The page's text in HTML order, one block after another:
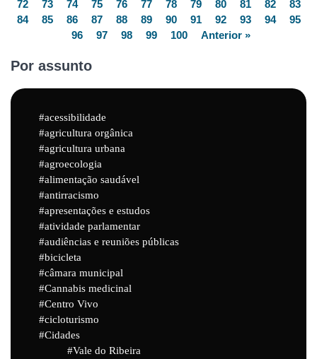
72
73 74 75 76 77 78 79 80 81 82
83
84
85 86 87 88 89 90 91 92 93 94
95
96
97 98 99 100 Anterior »
Por assunto
acessibilidade
agricultura orgânica
agricultura urbana
agroecologia
alimentação saudável
antirracismo
apresentações e estudos
atividade parlamentar
audiências e reuniões públicas
bicicleta
câmara municipal
Cannabis medicinal
Centro Vivo
cicloturismo
Cidades
Vale do Ribeira